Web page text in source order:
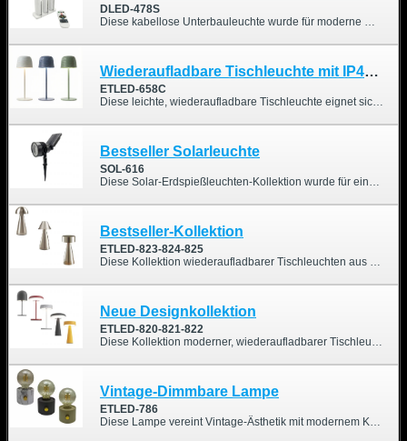
DLED-478S
Diese kabellose Unterbauleuchte wurde für moderne Wohn- und Geschäftsräume entwickelt und vereint praktische Aufbewahrung mit hochwertiger Beleuchtung. Dank der innovativen vertikalen Ladestation können drei Leuchtleisten gleichzeitig geladen werden, ohne dass Ihre Arbeitsflächen unordentlich wirken. Die Leuchte unterstützt RGBCW-Farben sowie die Einstellung von warm- und kaltweißem Licht und ist mit einem hochempfindlichen PIR-Bewegungsmelder und einer magnetischen Befestigung ausgestattet.
Wiederaufladbare Tischleuchte mit IP44-Schutzart und 2-in-1-Design
ETLED-658C
Diese leichte, wiederaufladbare Tischleuchte eignet sich sowohl für den Innen- als auch für den Außenbereich und ist ideal, um den Esstisch stilvoll zu verschönern. Sie ist zudem wasserdicht gemäß IP44.
Bestseller Solarleuchte
SOL-616
Diese Solar-Erdspießleuchten-Kollektion wurde für eine einfache Installation und flexible Platzierung konzipiert und bietet eine effiziente Außenbeleuchtung mit einstellbaren Winkeln und einem kabellosen Design.
Bestseller-Kollektion
ETLED-823-824-825
Diese Kollektion wiederaufladbarer Tischleuchten aus Metall vereint stilvolles Design mit praktischer Funktionalität und eignet sich perfekt für Wohnungen, Restaurants oder Geschäftsräume. Erhältlich in drei einzigartigen Ausführungen, bietet sie vielseitige Optionen für unterschiedliche Einrichtungsstile und Vorlieben.
Neue Designkollektion
ETLED-820-821-822
Diese Kollektion moderner, wiederaufladbarer Tischleuchten vereint stilvolles Design mit praktischer Funktionalität und eignet sich perfekt für Wohnungen, Restaurants oder Geschäftsräume. Erhältlich in vier eleganten Farben (Rot, Weiß, Schwarz und Gelb) und fünf einzigartigen Ausführungen bietet sie vielseitige Optionen für unterschiedliche Einrichtungsstile und Vorlieben.
Vintage-Dimmbare Lampe
ETLED-786
Diese Lampe vereint Vintage-Ästhetik mit modernem Komfort und kombiniert ein ABS-Gehäuse, eine LED im Wolframfaden-Stil (2700K) und einen 2000mAh-Akku für langanhaltenden Charme und Funktionalität. Ob Sie nun in einem Café für die richtige Stimmung sorgen oder das Ambiente zu Hause verschönern möchten, dieses Stück verleiht jedem Raum Stil und Wärme.